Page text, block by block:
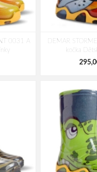
0031 A
DEMAR
kočka